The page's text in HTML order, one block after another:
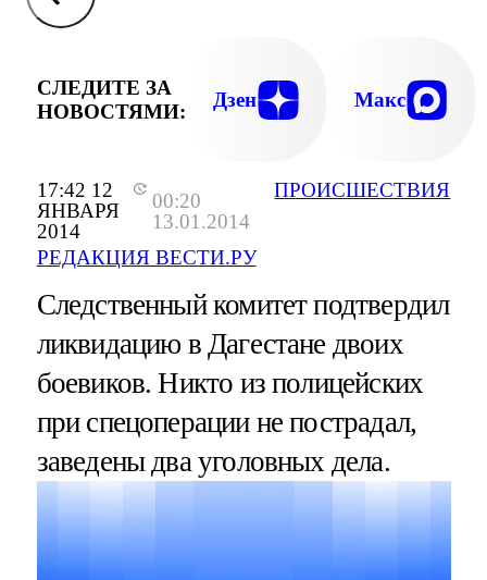
17:42 12
ЯНВАРЯ
2014
00:20
13.01.2014
РЕДАКЦИЯ ВЕСТИ.РУ
ПРОИСШЕСТВИЯ
СЛЕДИТЕ ЗА
НОВОСТЯМИ:
Дзен Макс
Следственный комитет подтвердил
ликвидацию в Дагестане двоих
боевиков. Никто из полицейских
при спецоперации не пострадал,
заведены два уголовных дела.